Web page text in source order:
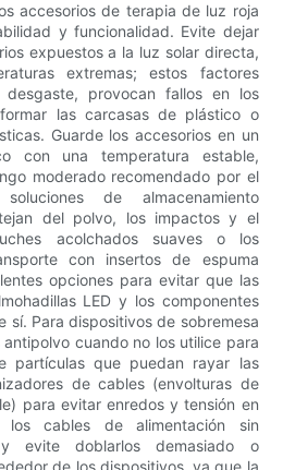
accesorios de terapia de luz roja
y funcionalidad. Evite dejar
expuestos a la luz solar directa,
extremas; estos factores
desgaste, provocan fallos en los
las carcasas de plástico o
Guarde los accesorios en un
con una temperatura estable,
moderado recomendado por el
de almacenamiento
del polvo, los impactos y el
acolchados suaves o los
con insertos de espuma
opciones para evitar que las
LED y los componentes
sí. Para dispositivos de sobremesa
cuando no los utilice para
partículas que puedan rayar las
de cables (envolturas de
para evitar enredos y tensión en
los cables de alimentación sin
y evite doblarlos demasiado o